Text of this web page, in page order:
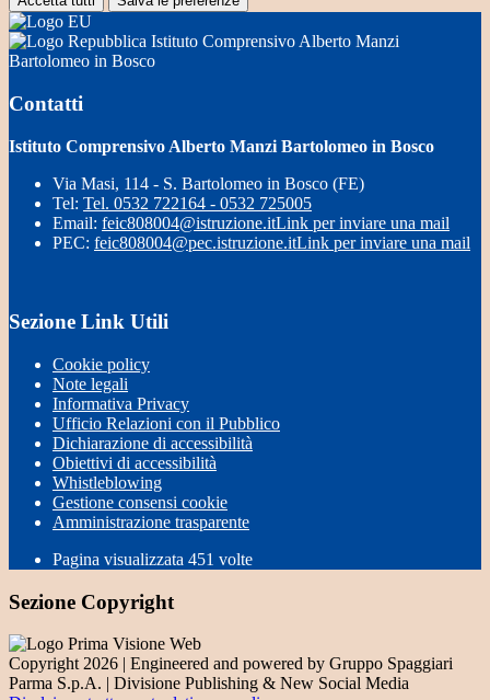
Istituto Comprensivo Alberto Manzi
Bartolomeo in Bosco
Contatti
Istituto Comprensivo Alberto Manzi Bartolomeo in Bosco
Via Masi, 114 - S. Bartolomeo in Bosco (FE)
Tel: Tel. 0532 722164 - 0532 725005
Email: feic808004@istruzione.itLink per inviare una mail
PEC: feic808004@pec.istruzione.itLink per inviare una mail
Sezione Link Utili
Cookie policy
Note legali
Informativa Privacy
Ufficio Relazioni con il Pubblico
Dichiarazione di accessibilità
Obiettivi di accessibilità
Whistleblowing
Gestione consensi cookie
Amministrazione trasparente
Pagina visualizzata 451 volte
Sezione Copyright
Copyright 2026 | Engineered and powered by Gruppo Spaggiari
Parma S.p.A. | Divisione Publishing & New Social Media